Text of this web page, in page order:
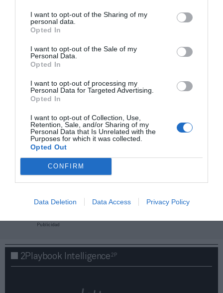
I want to opt-out of the Sharing of my
personal data.
Opted In
I want to opt-out of the Sale of my
Personal Data.
Opted In
I want to opt-out of processing my
Personal Data for Targeted Advertising.
Opted In
I want to opt-out of Collection, Use,
Retention, Sale, and/or Sharing of my
Personal Data that Is Unrelated with the
Purposes for which it was collected.
Opted Out
CONFIRM
Data Deletion Data Access Privacy Policy
2Playbook Club 2P
¡Haz click aquí y accede sin límites a contenidos
Publicidad
2Playbook Intelligence2P